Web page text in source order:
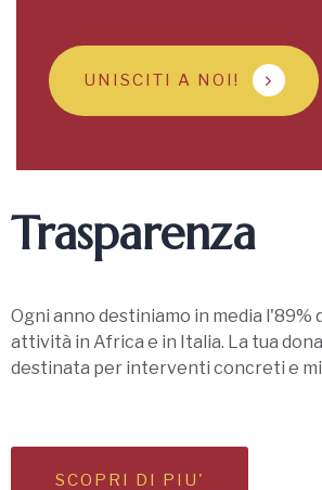
UNISCITI A NOI!
Trasparenza
Ogni anno destiniamo in media l'89%
attività in Africa e in Italia. La tua
destinata per interventi concreti e
SCOPRI DI PIU'